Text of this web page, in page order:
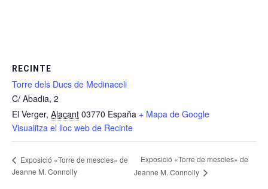
RECINTE
Torre dels Ducs de Medinaceli
C/ Abadia, 2
El Verger, Alacant 03770 España + Mapa de Google
Visualitza el lloc web de Recinte
Exposició «Torre de mescles» de
Jeanne M. Connolly
Exposició «Torre de mescles» de
Jeanne M. Connolly